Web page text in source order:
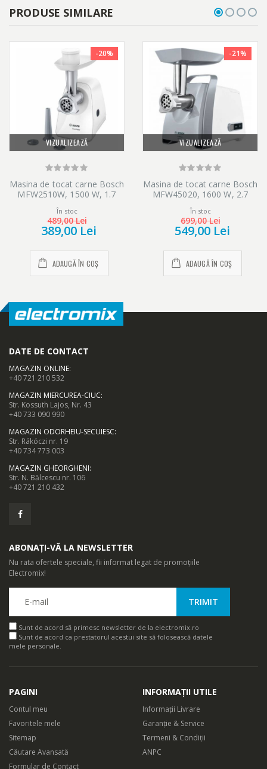
PRODUSE SIMILARE
VIZUALIZEAZĂ
-20%
Masina de tocat carne Bosch
MFW2510W, 1500 W, 1.7
kg/min
În stoc
489,00 Lei
389,00 Lei
ADAUGĂ ÎN COȘ
VIZUALIZEAZĂ
-21%
Masina de tocat carne Bosch
MFW45020, 1600 W, 2.7
Kg/min, Alb/Gri
În stoc
699,00 Lei
549,00 Lei
ADAUGĂ ÎN COȘ
DATE DE CONTACT
MAGAZIN ONLINE:
+40 721 210 532
MAGAZIN MIERCUREA-CIUC:
Str. Kossuth Lajos, Nr. 43
+40 733 090 990
MAGAZIN ODORHEIU-SECUIESC:
Str. Rákóczi nr. 19
+40 734 773 003
MAGAZIN GHEORGHENI:
Str. N. Bălcescu nr. 106
+40 721 210 432
ABONAȚI-VĂ LA NEWSLETTER
Nu rata ofertele speciale, fii informat legat de promoțiile
Electromix!
Sunt de acord să primesc newsletter de la electromix.ro
Sunt de acord ca prestatorul acestui site să folosească datele
mele personale.
PAGINI
Contul meu
Favoritele mele
Sitemap
Căutare Avansată
Formular de Contact
INFORMAȚII UTILE
Informații Livrare
Garanție & Service
Termeni & Condiții
ANPC